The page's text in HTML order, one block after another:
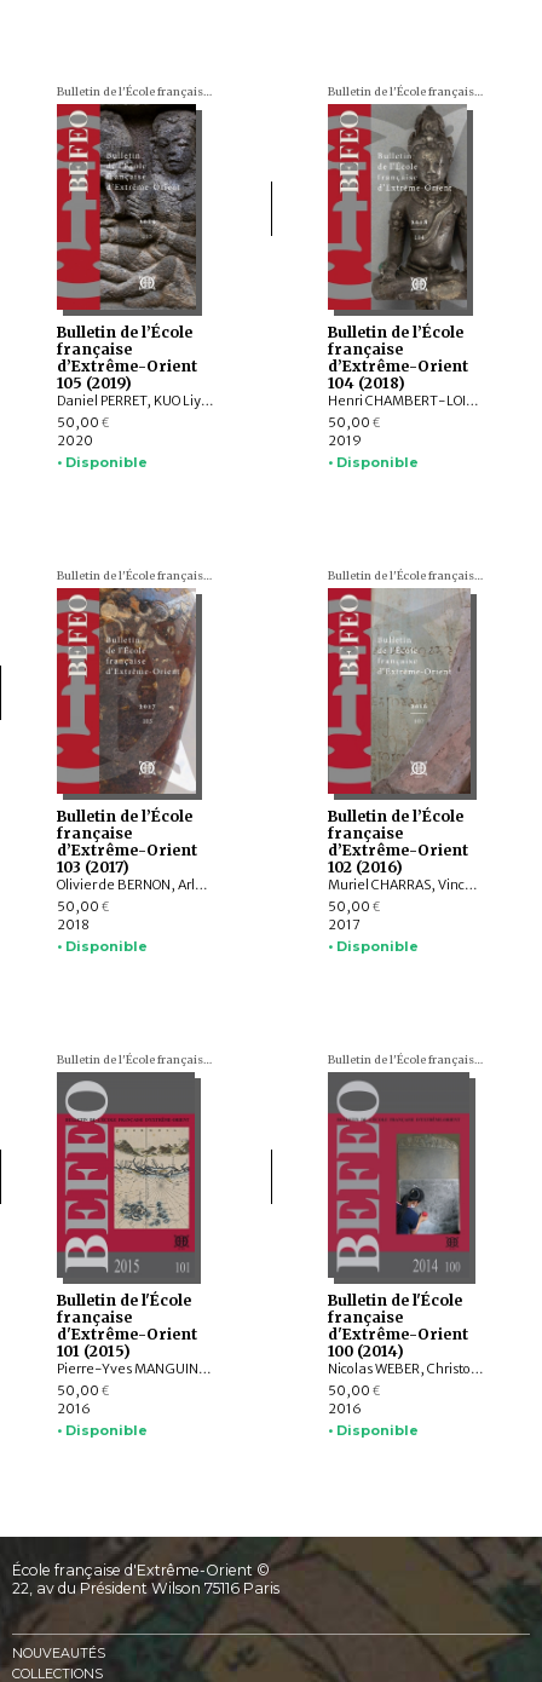
Bulletin de l'École française d'Extrême-Orient (BEFEO)
Bulletin de l’École
française
d’Extrême-Orient
105 (2019)
Daniel PERRET, KUO Liying, Andrew HARDY, Frédéric GIRARD, Jiří JÁKL, Pauline SEBILLAUD, LIU Xiaoxi, AGUSTIJANTO INDRAJAYA, Véronique DEGROOT, Franciscus VERELLEN, Nicolas CANE, INDUNG PANCA PUTRA, ARY SETYASTUTI, SUBAGYO PRAMUMIJOYO, AGNI SESARIA MOCHTAR, Patrick DALY, Edmund EDWARDS MCKINNON, R. Michael FEENER, TAI YEW SENG , ARDIANSYAH , Andrew PARNELL, NIZAMUDDIN , Nazli ISMAIL, Kerry SIEH, Jedrzej MAJEWSKI, Max DEEG, Elizabeth BERGER, HOU Kan, SUKAWATI SUSETYO, MOHD. SHERMAN BIN SAUFFI
50,00 €
2020
• Disponible
Bulletin de l'École française d'Extrême-Orient (BEFEO)
Bulletin de l’École
française
d’Extrême-Orient
104 (2018)
Henri CHAMBERT-LOIR, Hubert DELAHAYE, Aude FAVEREAU, Thomas Oliver PRYCE, Brice VINCENT, Pierre BAPTISTE, Andrea ACRI, David BOURGARIT, Grégory KOURILSKY, Lynn ATE, Tin Tin WIN, Louis CHAMPION, Thu Thu WIN, Kalayar MYAT MYAT HTWE, Aye Aye MAR, Baptiste PRADIER, Anna WILLIS, Mathilde MECHLING, Michele STEPHEN, Alexis LYCAS, LEI Yang, William Lloyd GIBSON, CAST:ING
50,00 €
2019
• Disponible
Bulletin de l'École française d'Extrême-Orient (BEFEO)
Bulletin de l’École
française
d’Extrême-Orient
103 (2017)
Olivier de BERNON, Arlo GRIFFITHS, Andrew OLLET, Bob HUDSON, Marc MIYAKE, Julian K. WHEATLEY, Jiří JÁKL, Tom HOOGERVORST, Jennifer L. GAYNOR, Nathan W. HILL, ZHAO Bing, Louise Allison CORT, Armand DESBAT, Béatrice WISNIEWSKI, WONG Sharon Wai-Yee, QIN Dashu, CHANG Jung Jung, YU Shan, HE Mengying, Alastair GORNALL, Hermann KULKE
50,00 €
2018
• Disponible
Bulletin de l'École française d'Extrême-Orient (BEFEO)
Bulletin de l’École
française
d’Extrême-Orient
102 (2016)
Muriel CHARRAS, Vincent TOURNIER, Roderich PTAK, Arlo GRIFFITHS, Jiří JÁKL, Hugo DAVID, Annabel Teh GALLOP, Amandine LEPOUTRE, Chiara BOCCI, Stefan BAUMS, Ingo STRAUCH, Kei KATAOKA, Mattia SALVINI, Péter-Dániel SZÁNTÓ, Andrea ACRI
50,00 €
2017
• Disponible
Bulletin de l'École française d'Extrême-Orient (BEFEO)
Bulletin de l'École
française
d'Extrême-Orient
101 (2015)
Pierre-Yves MANGUIN, Claudine SALMON , Paola CALANCA, Martin POLKINGHORNE, Amandine LEPOUTRE, Gregory SCHOPEN, Christine LORRE, Janet G. DOUGLAS, Federico CARO, GOH GEOK YIAN , Judith CAMERON, AGUSTIJANTO INDRAJAYA, Angela SCHOTTENHAMMER, CHENG Weichung, BASKORO D. TJAHJONO, Véronique DEGROOT
50,00 €
2016
• Disponible
Bulletin de l'École française d'Extrême-Orient (BEFEO)
Bulletin de l'École
française
d'Extrême-Orient
100 (2014)
Nicolas WEBER, Christophe POTTIER, Michela BUSSOTTI, Dominic GOODALL, Michel LORRILLARD, Dominique SOUTIF, Julia ESTEVE, Brice VINCENT, Gerdi GERSCHHEIMER, Martin POLKINGHORNE, Hélène NJOTO, Jean-Baptiste CHEVANCE, Michel ANTELME, Nicolas THOMAS, David BOURGARIT, Grégory KOURILSKY, IYANAGA Nobumi
50,00 €
2016
• Disponible
École française d'Extrême-Orient ©
22, av du Président Wilson 75116 Paris
NOUVEAUTÉS
COLLECTIONS